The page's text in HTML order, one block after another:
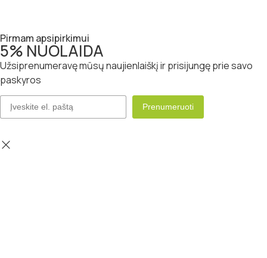
Pirmam apsipirkimui
5% NUOLAIDA
Užsiprenumeravę mūsų naujienlaiškį ir prisijungę prie savo
paskyros